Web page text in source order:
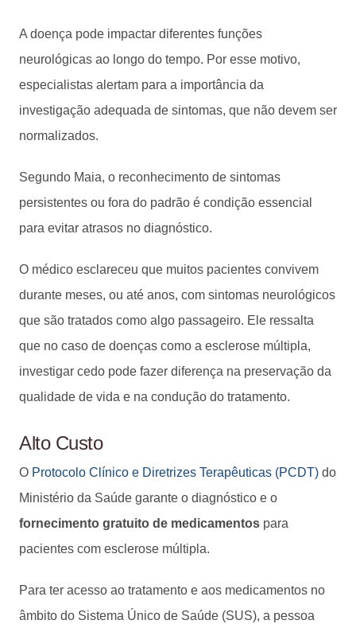
A doença pode impactar diferentes funções
neurológicas ao longo do tempo. Por esse motivo,
especialistas alertam para a importância da
investigação adequada de sintomas, que não devem ser
normalizados.
Segundo Maia, o reconhecimento de sintomas
persistentes ou fora do padrão é condição essencial
para evitar atrasos no diagnóstico.
O médico esclareceu que muitos pacientes convivem
durante meses, ou até anos, com sintomas neurológicos
que são tratados como algo passageiro. Ele ressalta
que no caso de doenças como a esclerose múltipla,
investigar cedo pode fazer diferença na preservação da
qualidade de vida e na condução do tratamento.
Alto Custo
O Protocolo Clínico e Diretrizes Terapêuticas (PCDT) do
Ministério da Saúde garante o diagnóstico e o
fornecimento gratuito de medicamentos para
pacientes com esclerose múltipla.
Para ter acesso ao tratamento e aos medicamentos no
âmbito do Sistema Único de Saúde (SUS), a pessoa